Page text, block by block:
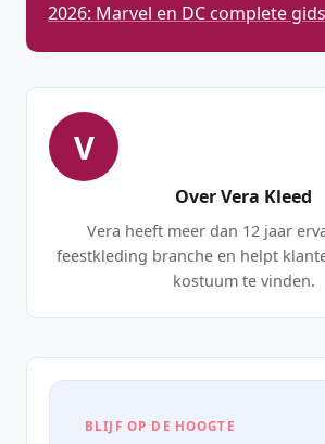
2026: Marvel en DC complete
V
Over Vera Kleed
Vera heeft meer dan 12 jaar
feestkleding branche en helpt
kostuum te vinden.
BLIJF OP DE HOOGTE